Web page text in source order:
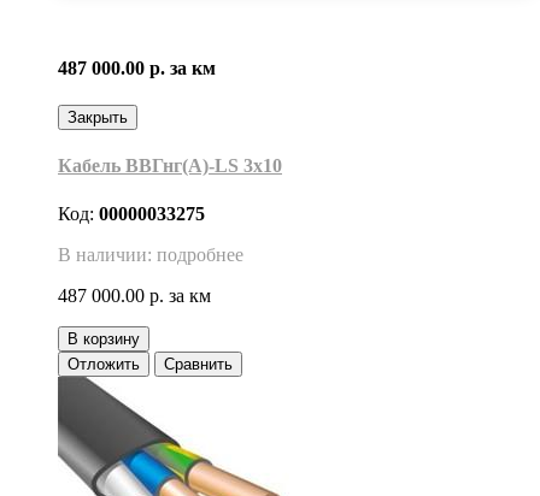
487 000.00 р. за км
Закрыть
Кабель ВВГнг(А)-LS 3х10
Код: 00000033275
В наличии: подробнее
487 000.00 р. за км
В корзину
Отложить
Сравнить